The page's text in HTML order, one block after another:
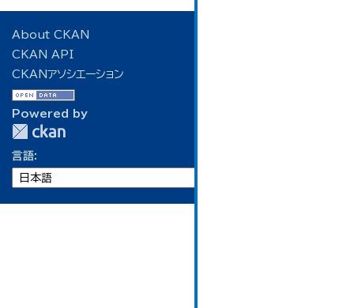
About CKAN
CKAN API
CKANアソシエーション
Powered by
言語